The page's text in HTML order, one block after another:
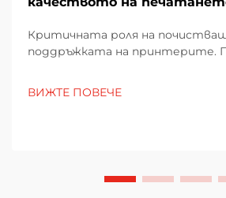
Критичната роля на
поддръжката на принтерите.
отстраняват излишния
ВИЖТЕ ПОВЕЧЕ